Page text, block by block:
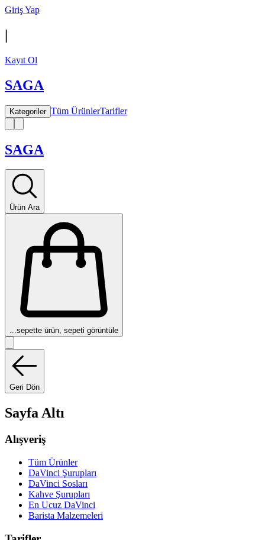
Giriş Yap
|
Kayıt Ol
SAGA
Kategoriler Tüm ÜrünlerTarifler
SAGA
Ürün Ara
...sepette ürün, sepeti görüntüle
Geri Dön
Sayfa Altı
Alışveriş
Tüm Ürünler
DaVinci Şurupları
DaVinci Sosları
Kahve Şurupları
En Ucuz DaVinci
Barista Malzemeleri